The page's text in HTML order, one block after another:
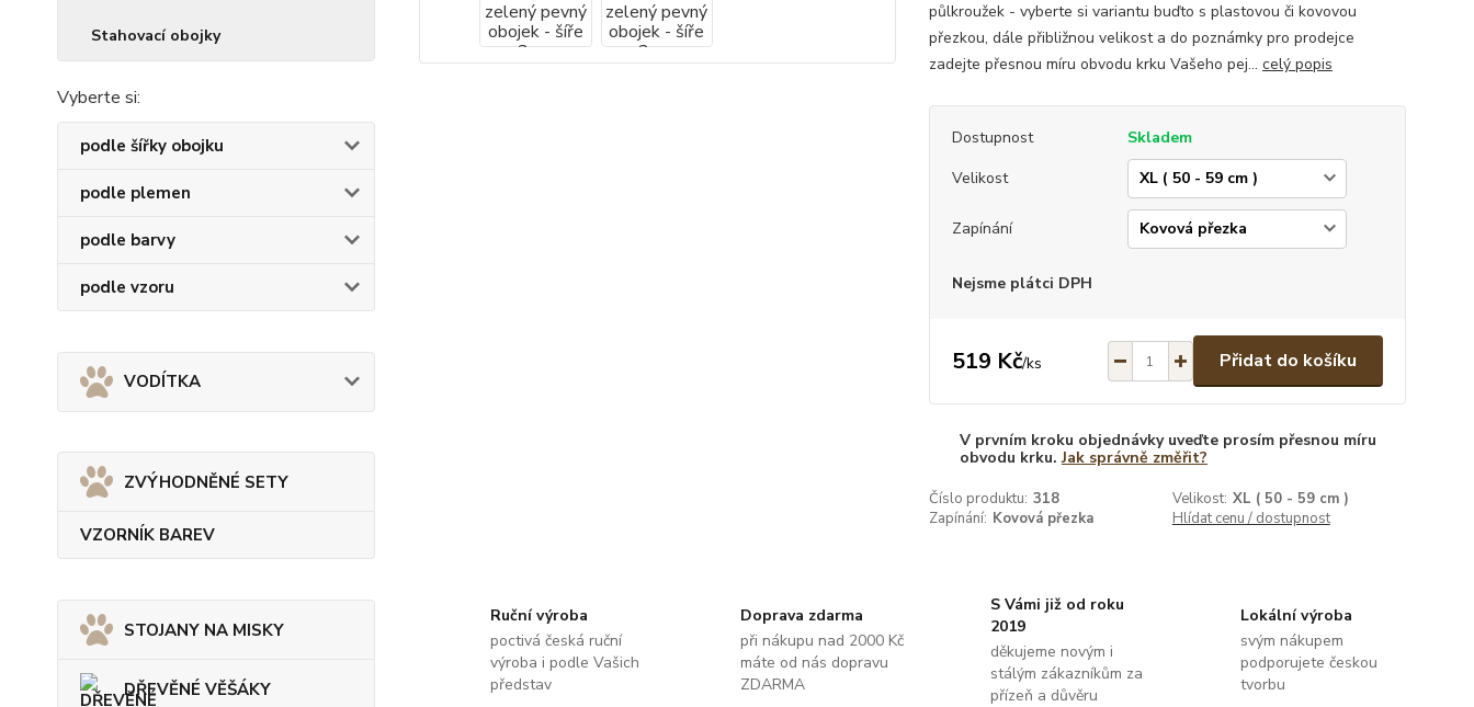
Stahovací obojky
Vyberte si:
podle šířky obojku
podle plemen
podle barvy
podle vzoru
VODÍTKA
ZVÝHODNĚNÉ SETY
VZORNÍK BAREV
STOJANY NA MISKY
DŘEVĚNÉ VĚŠÁKY
půlkroužek - vyberte si variantu buďto s plastovou či kovovou
přezkou, dále přibližnou velikost a do poznámky pro prodejce
zadejte přesnou míru obvodu krku Vašeho pej... celý popis
Dostupnost
Skladem
Velikost
Zapínání
Nejsme plátci DPH
519 Kč/ks Přidat do košíku
V prvním kroku objednávky uveďte prosím přesnou míru
obvodu krku.Jak správně změřit?
Číslo produktu: 318 Velikost: XL ( 50 - 59 cm )
Zapínání: Kovová přezka Hlídat cenu / dostupnost
Ruční výroba
poctivá česká ruční
výroba i podle Vašich
představ
Doprava zdarma
při nákupu nad 2000 Kč
máte od nás dopravu
ZDARMA
S Vámi již od roku
2019
děkujeme novým i
stálým zákazníkům za
přízeň a důvěru
Lokální výroba
svým nákupem
podporujete českou
tvorbu